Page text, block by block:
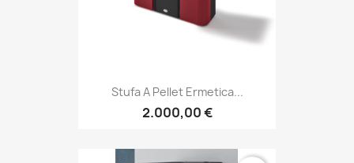
Stufa A Pellet Ermetica...
2.000,00 €